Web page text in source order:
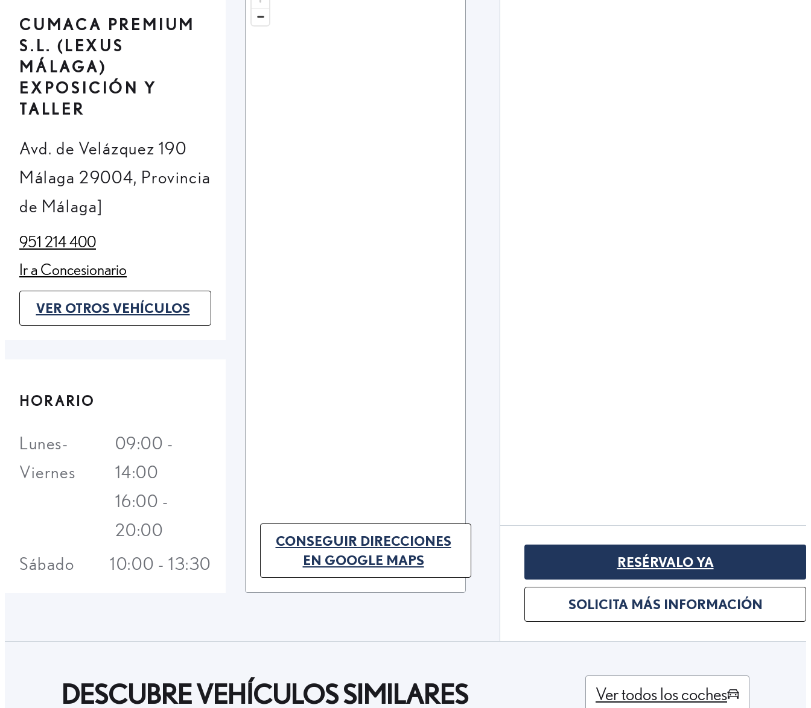
RESÉRVALO YA
SOLICITA MÁS INFORMACIÓN
CUMACA PREMIUM
S.L. (LEXUS
MÁLAGA)
EXPOSICIÓN Y
TALLER
Avd. de Velázquez 190
Málaga 29004, Provincia
de Málaga]
951 214 400
(Opens in new tab)
Ir a Concesionario
(Opens in new tab)
VER OTROS VEHÍCULOS
(OPENS IN NEW TAB)
CONSEGUIR DIRECCIONES
EN GOOGLE MAPS(OPENS IN NEW TAB)
HORARIO
Lunes-
Viernes
09:00 -
14:00
16:00 -
20:00
Sábado
10:00 - 13:30
DESCUBRE VEHÍCULOS SIMILARES Ver todos los coches